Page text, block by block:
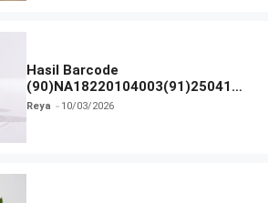
Hasil Barcode
(90)NA18220104003(91)250418
dan Izin BPOM
Reya 10/03/2026